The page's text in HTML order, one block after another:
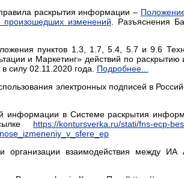
раскрытия информации –
произошедших изменений . Разъяснения
пунктов 1.3, 1.7, 5.4, 5.7 и 9.6
и Маркетинг» действий по
силу 02.11.2020 года. Подробнее...
электронных подписей в
информации в Системе раскрытия
https://kontursverka.ru/stati/fns-ecp-
взаимодействия между ИА